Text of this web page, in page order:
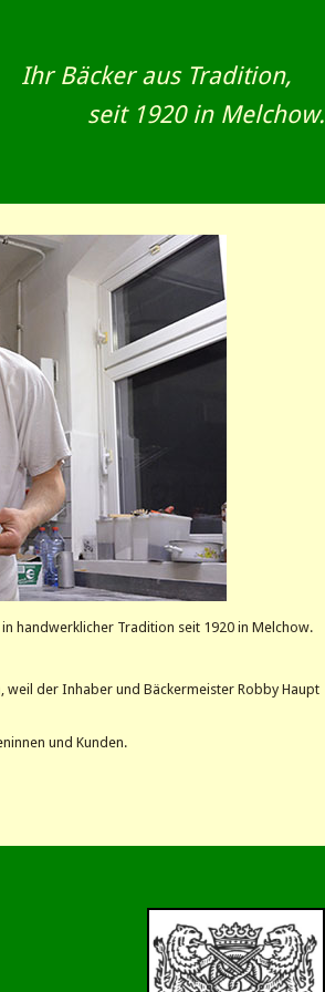
Ihr Bäcker aus Tradition,
seit 1920 in Melchow.
handwerklicher Tradition seit 1920 in Melchow.
weil der Inhaber und Bäckermeister Robby Haupt
und Kunden.